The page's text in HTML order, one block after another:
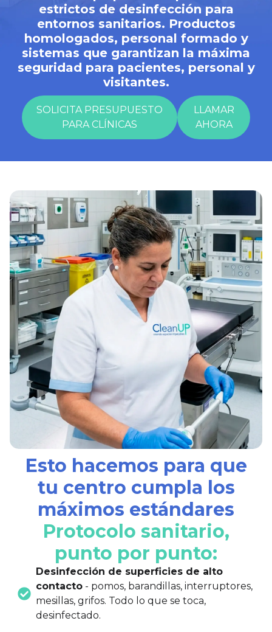
estrictos de desinfección para
entornos sanitarios. Productos
homologados, personal formado y
sistemas que garantizan la máxima
seguridad para pacientes, personal y
visitantes.
SOLICITA PRESUPUESTO
PARA CLÍNICAS
LLAMAR
AHORA
Esto hacemos para que
tu centro cumpla los
máximos estándares
Protocolo sanitario,
punto por punto:
Desinfección de superficies de alto
contacto- pomos, barandillas, interruptores,
mesillas, grifos. Todo lo que se toca,
desinfectado.